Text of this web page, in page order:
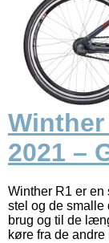
Winther
2021 –
Winther R1 er en
stel og de
brug og til de
køre fra de andre